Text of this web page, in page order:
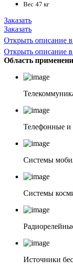
Вес 47 кг
Заказать
Заказать
Открыть описание
Открыть описание
Область
Телефонные и
Системы
Системы
Источники